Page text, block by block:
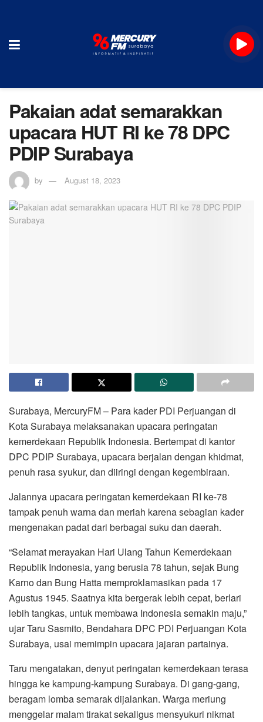
Pakaian adat semarakkan
upacara HUT RI ke 78 DPC
PDIP Surabaya
by August 18, 2023
Surabaya, MercuryFM – Para kader PDI Perjuangan di
Kota Surabaya melaksanakan upacara peringatan
kemerdekaan Republik Indonesia. Bertempat di kantor
DPC PDIP Surabaya, upacara berjalan dengan khidmat,
penuh rasa syukur, dan diiringi dengan kegembiraan.
Jalannya upacara peringatan kemerdekaan RI ke-78
tampak penuh warna dan meriah karena sebagian kader
mengenakan padat dari berbagai suku dan daerah.
“Selamat merayakan Hari Ulang Tahun Kemerdekaan
Republik Indonesia, yang berusia 78 tahun, sejak Bung
Karno dan Bung Hatta memproklamasikan pada 17
Agustus 1945. Saatnya kita bergerak lebih cepat, berlari
lebih tangkas, untuk membawa Indonesia semakin maju,”
ujar Taru Sasmito, Bendahara DPC PDI Perjuangan Kota
Surabaya, usai memimpin upacara jajaran partainya.
Taru mengatakan, denyut peringatan kemerdekaan terasa
hingga ke kampung-kampung Surabaya. Di gang-gang,
beragam lomba semarak dijalankan. Warga meriung
menggelar malam tirakat sekaligus mensyukuri nikmat